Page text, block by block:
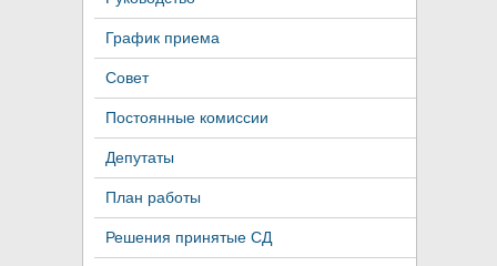
График приема
Совет
Постоянные комиссии
Депутаты
План работы
Решения принятые СД